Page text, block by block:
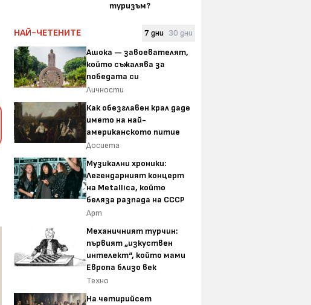
туризъм?
НАЙ-ЧЕТЕНИТЕ 7 дни 30 дни
Ашока — завоевателят,
който съжалява за
победата си
Личности
Как обезглавен крал даде
името на най-
американското питие
Досиета
Музикални хроники:
Легендарният концерт
на Metallica, който
беляза разпада на СССР
Арт
Механичният турчин:
първият „изкуствен
интелект“, който мами
Европа близо век
Техно
На четирийсет